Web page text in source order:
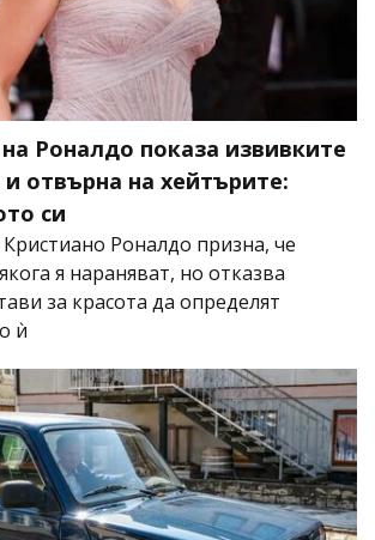
Роналдо показа извивките
и отвърна на хейтърите:
си
Роналдо призна, че
я нараняват, но отказва
за красота да определят
ѝ